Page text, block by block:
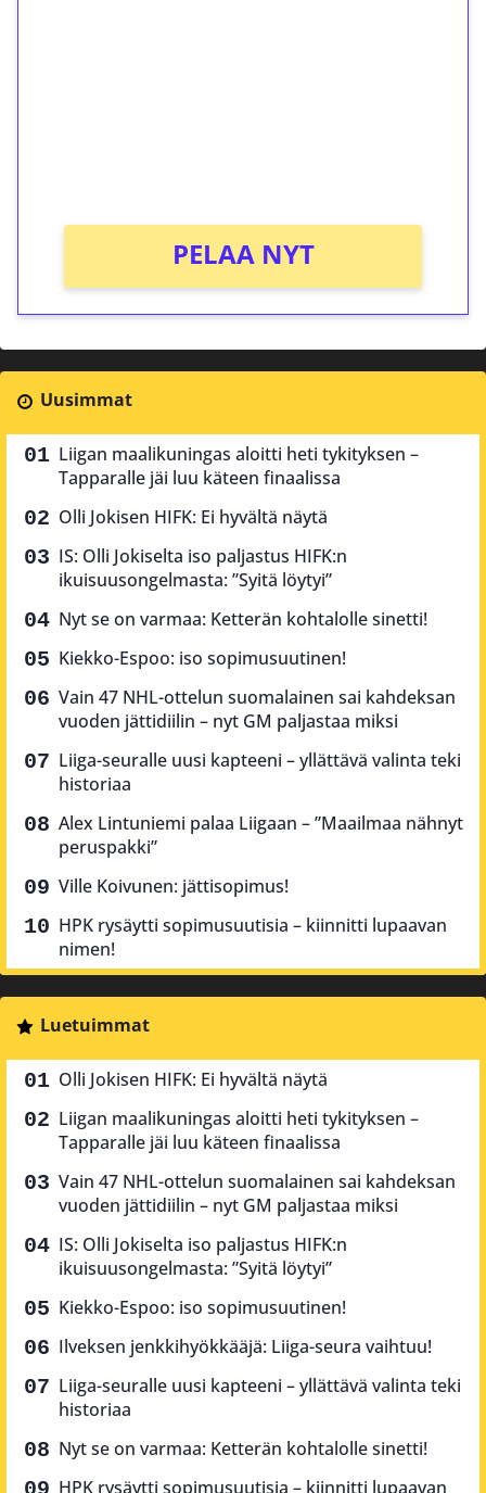
PELAA NYT
Uusimmat
Liigan maalikuningas aloitti heti tykityksen –
Tapparalle jäi luu käteen finaalissa
Olli Jokisen HIFK: Ei hyvältä näytä
IS: Olli Jokiselta iso paljastus HIFK:n
ikuisuusongelmasta: ”Syitä löytyi”
Nyt se on varmaa: Ketterän kohtalolle sinetti!
Kiekko-Espoo: iso sopimusuutinen!
Vain 47 NHL-ottelun suomalainen sai kahdeksan
vuoden jättidiilin – nyt GM paljastaa miksi
Liiga-seuralle uusi kapteeni – yllättävä valinta teki
historiaa
Alex Lintuniemi palaa Liigaan – ”Maailmaa nähnyt
peruspakki”
Ville Koivunen: jättisopimus!
HPK rysäytti sopimusuutisia – kiinnitti lupaavan
nimen!
Luetuimmat
Olli Jokisen HIFK: Ei hyvältä näytä
Liigan maalikuningas aloitti heti tykityksen –
Tapparalle jäi luu käteen finaalissa
Vain 47 NHL-ottelun suomalainen sai kahdeksan
vuoden jättidiilin – nyt GM paljastaa miksi
IS: Olli Jokiselta iso paljastus HIFK:n
ikuisuusongelmasta: ”Syitä löytyi”
Kiekko-Espoo: iso sopimusuutinen!
Ilveksen jenkkihyökkääjä: Liiga-seura vaihtuu!
Liiga-seuralle uusi kapteeni – yllättävä valinta teki
historiaa
Nyt se on varmaa: Ketterän kohtalolle sinetti!
HPK rysäytti sopimusuutisia – kiinnitti lupaavan